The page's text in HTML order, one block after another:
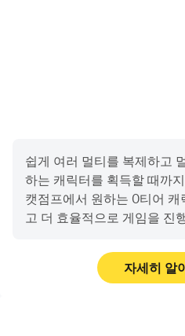
LD플레이어 는캣점프와 같은
원활하게 즐길 수 있는 에뮬
통해 캣점프를 플레이하면 모
큰 화면과 안정적인 성능을 경
LD플레이어에서 캣점프를 즐기
: 모바일 화면보다
쉽게 여러 멀티를 복제하고
하는 캐릭터를 획득할 때까
캣점프에서 원하는 0티어
고 더 효율적으로 게임을 진
자세히 알